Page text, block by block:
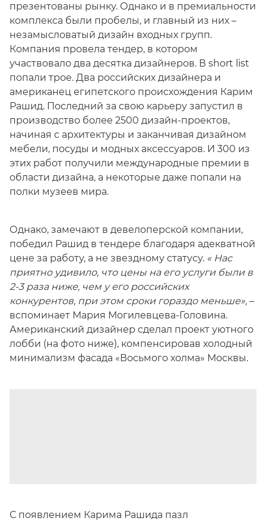
презентованы рынку. Однако и в премиальности
комплекса были пробелы, и главный из них –
незамысловатый дизайн входных групп.
Компания провела тендер, в котором
участвовало два десятка дизайнеров. В short list
попали трое. Два российских дизайнера и
американец египетского происхождения Карим
Рашид. Последний за свою карьеру запустил в
производство более 2500 дизайн-проектов,
начиная с архитектуры и заканчивая дизайном
мебели, посуды и модных аксессуаров. И 300 из
этих работ получили международные премии в
области дизайна, а некоторые даже попали на
полки музеев мира.
Однако, замечают в девелоперской компании,
победил Рашид в тендере благодаря адекватной
цене за работу, а не звездному статусу. « Нас
приятно удивило, что цены на его услуги были в
2-3 раза ниже, чем у его российских
конкурентов, при этом сроки гораздо меньше», –
вспоминает Мария Могилевцева-Головина.
Американский дизайнер сделал проект уютного
лобби (на фото ниже), компенсировав холодный
минимализм фасада «Восьмого холма» Москвы.
С появлением Карима Рашида пазл